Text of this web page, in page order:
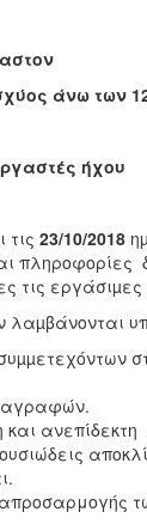
άνω των
ήχου
τις 23/10/2018
τις
λαµβάνονται
ανεπίδεκτη